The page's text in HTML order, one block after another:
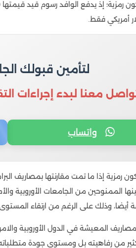
لتأمين قبولك
معنا لبدء إجراءات
واتساب
رمزية إذا ما تمت مقارنتها بمصاريف
الممنوحين من الجامعات الأوروبية
أيضا، وذلك على الرغم من ارتقاء
المعيشة في الدول الأوروبية
من رفاهيته بل ومستوى جودة